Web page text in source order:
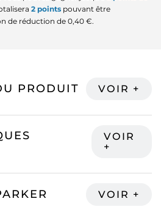
2 points pouvant être
de réduction de 0,40 €.
PRODUIT